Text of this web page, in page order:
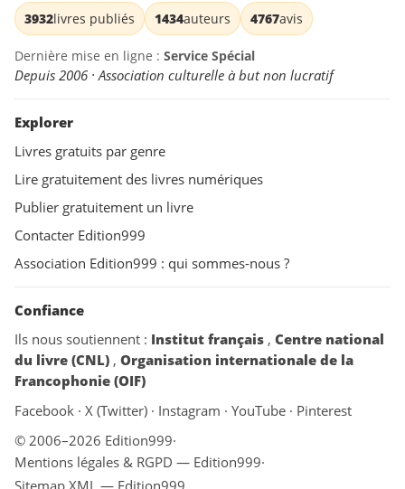
3932livres publiés 1434auteurs 4767avis
Dernière mise en ligne : Service Spécial
Depuis 2006 · Association culturelle à but non lucratif
Explorer
Livres gratuits par genre
Lire gratuitement des livres numériques
Publier gratuitement un livre
Contacter Edition999
Association Edition999 : qui sommes-nous ?
Confiance
Ils nous soutiennent : Institut français , Centre national
du livre (CNL) , Organisation internationale de la
Francophonie (OIF)
Facebook · X (Twitter) · Instagram · YouTube · Pinterest
© 2006–2026 Edition999·
Mentions légales & RGPD — Edition999·